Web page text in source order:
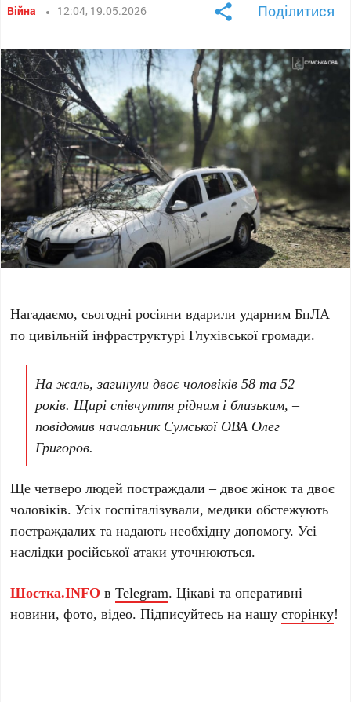
Війна 12:04, 19.05.2026 Поділитися
Нагадаємо, сьогодні росіяни вдарили ударним БпЛА
по цивільній інфраструктурі Глухівської громади.
На жаль, загинули двоє чоловіків 58 та 52
років. Щирі співчуття рідним і близьким, –
повідомив начальник Сумської ОВА Олег
Григоров.
Ще четверо людей постраждали – двоє жінок та двоє
чоловіків. Усіх госпіталізували, медики обстежують
постраждалих та надають необхідну допомогу. Усі
наслідки російської атаки уточнюються.
Шостка.INFO вTelegram. Цікаві та оперативні
новини, фото, відео. Підписуйтесь на нашусторінку!